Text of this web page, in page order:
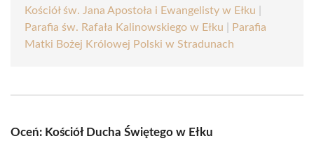
Kościół św. Jana Apostoła i Ewangelisty w Ełku
Parafia św. Rafała Kalinowskiego w Ełku
Parafia
Matki Bożej Królowej Polski w Stradunach
Oceń: Kościół Ducha Świętego w Ełku